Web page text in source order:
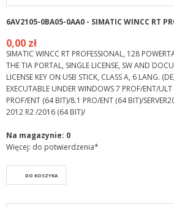
6AV2105-0BA05-0AA0 - SIMATIC WINCC RT
0,00 zł
SIMATIC WINCC RT PROFESSIONAL, 128
THE TIA PORTAL, SINGLE LICENSE, SW AND
LICENSE KEY ON USB STICK, CLASS A, 6 LANG.
EXECUTABLE UNDER WINDOWS 7 PROF/ENT/
PROF/ENT (64 BIT)/8.1 PRO/ENT (64 BIT)/
2012 R2 /2016 (64 BIT)/
Na magazynie: 0
Więcej: do potwierdzenia*
DO KOSZYKA